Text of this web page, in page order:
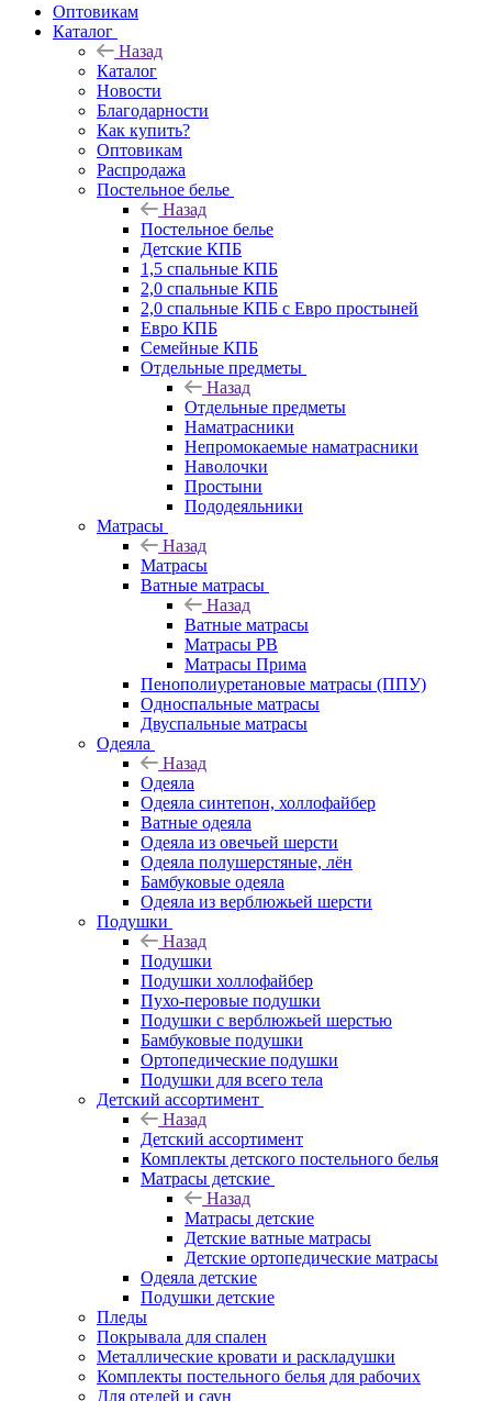
Оптовикам
Каталог
Назад
Каталог
Новости
Благодарности
Как купить?
Оптовикам
Распродажа
Постельное белье
Назад
Постельное белье
Детские КПБ
1,5 спальные КПБ
2,0 спальные КПБ
2,0 спальные КПБ с Евро простыней
Евро КПБ
Семейные КПБ
Отдельные предметы
Назад
Отдельные предметы
Наматрасники
Непромокаемые наматрасники
Наволочки
Простыни
Пододеяльники
Матрасы
Назад
Матрасы
Ватные матрасы
Назад
Ватные матрасы
Матрасы РВ
Матрасы Прима
Пенополиуретановые матрасы (ППУ)
Односпальные матрасы
Двуспальные матрасы
Одеяла
Назад
Одеяла
Одеяла синтепон, холлофайбер
Ватные одеяла
Одеяла из овечьей шерсти
Одеяла полушерстяные, лён
Бамбуковые одеяла
Одеяла из верблюжьей шерсти
Подушки
Назад
Подушки
Подушки холлофайбер
Пухо-перовые подушки
Подушки с верблюжьей шерстью
Бамбуковые подушки
Ортопедические подушки
Подушки для всего тела
Детский ассортимент
Назад
Детский ассортимент
Комплекты детского постельного белья
Матрасы детские
Назад
Матрасы детские
Детские ватные матрасы
Детские ортопедические матрасы
Одеяла детские
Подушки детские
Пледы
Покрывала для спален
Металлические кровати и раскладушки
Комплекты постельного белья для рабочих
Для отелей и саун